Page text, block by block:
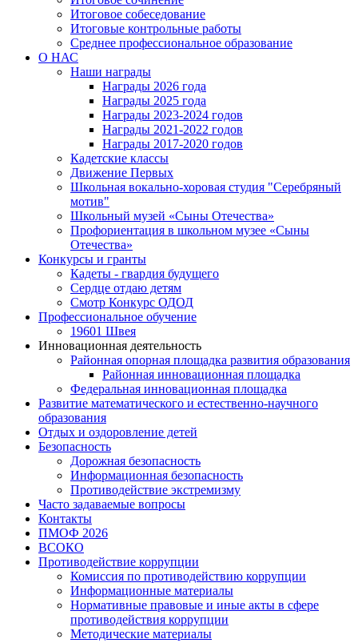
Итоговое собеседование
Итоговые контрольные работы
Среднее профессиональное образование
О НАС
Наши награды
Награды 2026 года
Награды 2025 года
Награды 2023-2024 годов
Награды 2021-2022 годов
Награды 2017-2020 годов
Кадетские классы
Движение Первых
Школьная вокально-хоровая студия "Серебряный
мотив"
Школьный музей «Сыны Отечества»
Профориентация в школьном музее «Сыны
Отечества»
Конкурсы и гранты
Кадеты - гвардия будущего
Сердце отдаю детям
Смотр Конкурс ОДОД
Профессиональное обучение
19601 Швея
Инновационная деятельность
Районная опорная площадка развития образования
Районная инновационная площадка
Федеральная инновационная площадка
Развитие математического и естественно-научного
образования
Отдых и оздоровление детей
Безопасность
Дорожная безопасность
Информационная безопасность
Противодействие экстремизму
Часто задаваемые вопросы
Контакты
ПМОФ 2026
ВСОКО
Противодействие коррупции
Комиссия по противодействию коррупции
Информационные материалы
Нормативные правовые и иные акты в сфере
противодействия коррупции
Методические материалы